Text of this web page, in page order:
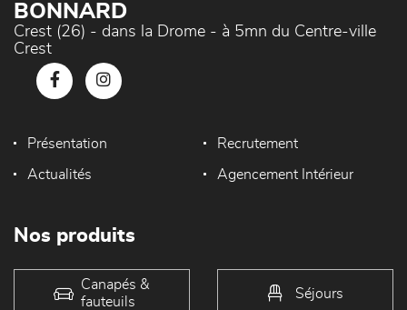
BONNARD
Crest (26) - dans la Drome - à 5mn du Centre-ville
Crest
Présentation Recrutement
Actualités Agencement Intérieur
Nos produits
Canapés &
fauteuils
Séjours